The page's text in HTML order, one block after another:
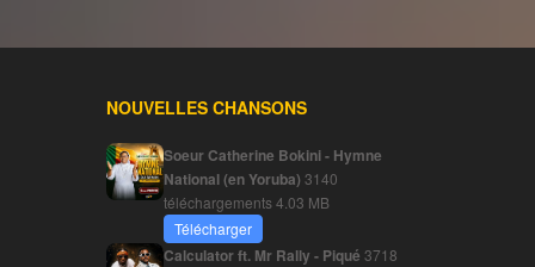
NOUVELLES CHANSONS
Soeur Catherine Bokini - Hymne
National (en Yoruba) 3140
téléchargements4.03 MB
Télécharger
Calculator ft. Mr Rally - Piqué 3718